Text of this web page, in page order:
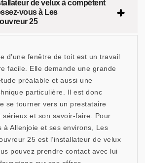
de velux à compétent
vous à Les
25
d’une fenêtre de toit est un travail
facile. Elle demande une grande
préalable et aussi une
particulière. Il est donc
se tourner vers un prestataire
sérieux et son savoir-faire. Pour
à Allenjoie et ses environs, Les
25 est l’installateur de velux
pouvez prendre contact avec lui